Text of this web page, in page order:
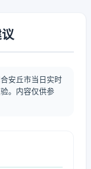
安丘市当日实时
。内容仅供参